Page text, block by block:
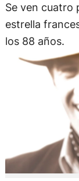
Se ven cuatro
estrella
los 88 años.